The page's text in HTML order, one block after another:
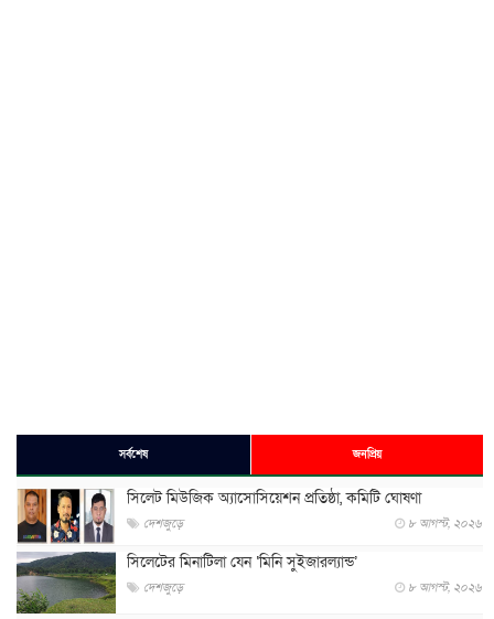
সর্বশেষ জনপ্রিয়
সিলেট মিউজিক অ্যাসোসিয়েশন প্রতিষ্ঠা, কমিটি ঘোষণা
দেশজুড়ে ৮ আগস্ট, ২০২৬
সিলেটের মিনাটিলা যেন ‘মিনি সুইজারল্যান্ড’
দেশজুড়ে ৮ আগস্ট, ২০২৬